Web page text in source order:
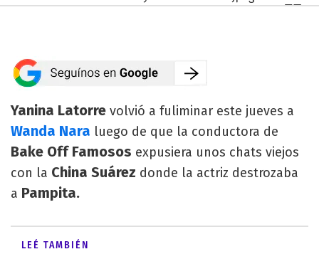
Yanina Latorre volvió a fuliminar este jueves a
Wanda Nara luego de que la conductora de
Bake Off Famosos expusiera unos chats viejos
con la China Suárez donde la actriz destrozaba
a Pampita.
LEÉ TAMBIÉN